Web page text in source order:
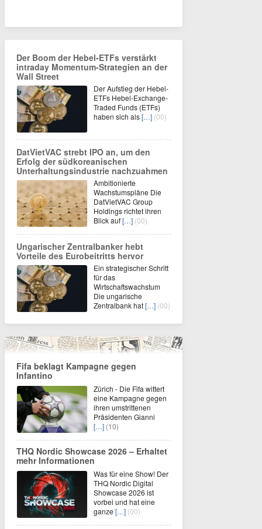
Der Boom der Hebel-ETFs verstärkt
intraday Momentum-Strategien an der
Wall Street
Der Aufstieg der Hebel-
ETFs Hebel-Exchange-
Traded Funds (ETFs)
haben sich als[…] (00)
DatVietVAC strebt IPO an, um den
Erfolg der südkoreanischen
Unterhaltungsindustrie nachzuahmen
Ambitionierte
Wachstumspläne Die
DatVietVAC Group
Holdings richtet ihren
Blick auf[…] (00)
Ungarischer Zentralbanker hebt
Vorteile des Eurobeitritts hervor
Ein strategischer Schritt
für das
Wirtschaftswachstum
Die ungarische
Zentralbank hat[…] (00)
Fifa beklagt Kampagne gegen
Infantino
Zürich - Die Fifa wittert
eine Kampagne gegen
ihren umstrittenen
Präsidenten Gianni
[…] (10)
THQ Nordic Showcase 2026 – Erhaltet
mehr Informationen
Was für eine Show! Der
THQ Nordic Digital
Showcase 2026 ist
vorbei und hat eine
ganze […] (00)